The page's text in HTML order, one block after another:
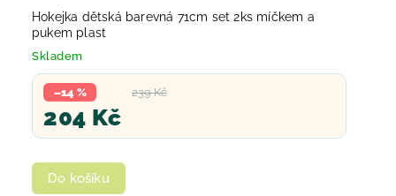
Hokejka dětská barevná 71cm set 2ks míčkem a
pukem plast
Skladem
239 Kč
–14 %
204 Kč
Do košíku